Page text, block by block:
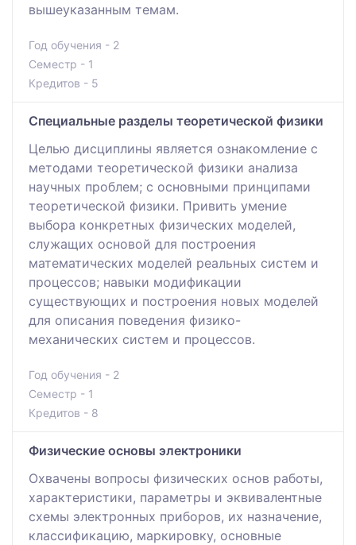
вышеуказанным темам.
Год обучения - 2
Семестр - 1
Кредитов - 5
Специальные разделы теоретической физики
Целью дисциплины является ознакомление с
методами теоретической физики анализа
научных проблем; с основными принципами
теоретической физики. Привить умение
выбора конкретных физических моделей,
служащих основой для построения
математических моделей реальных систем и
процессов; навыки модификации
существующих и построения новых моделей
для описания поведения физико-
механических систем и процессов.
Год обучения - 2
Семестр - 1
Кредитов - 8
Физические основы электроники
Охвачены вопросы физических основ работы,
характеристики, параметры и эквивалентные
схемы электронных приборов, их назначение,
классификацию, маркировку, основные